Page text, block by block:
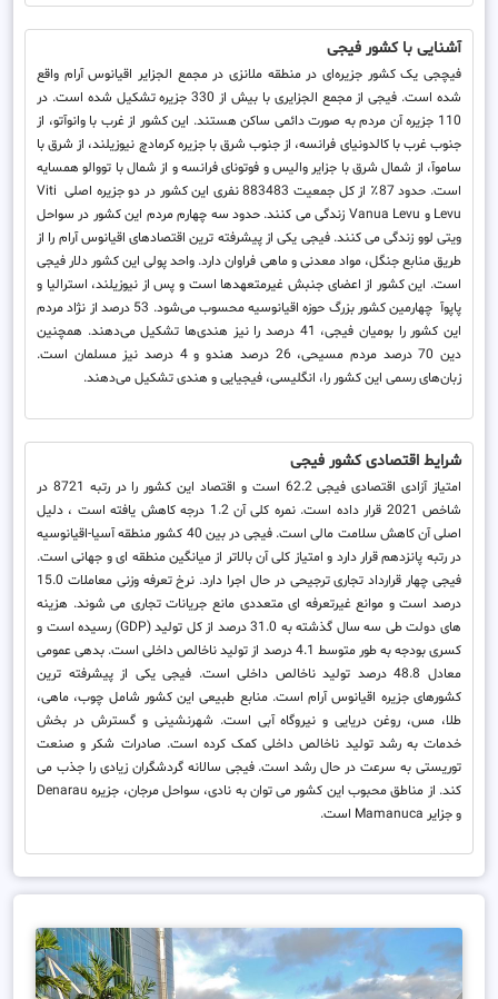
آشنایی با کشور فیجی
فیچجی یک کشور جزیره‌ای در منطقه ملانزی در مجمع الجزایر اقیانوس آرام واقع
شده است. فیجی از مجمع الجزایری با بیش از 330 جزیره تشکیل شده است. در
110 جزیره آن مردم به صورت دائمی ساکن هستند. این کشور از غرب با وانوآتو، از
جنوب غرب با کالدونیای فرانسه، از جنوب شرق با جزیره کرمادچ نیوزیلند، از شرق با
ساموآ، از شمال شرق با جزایر والیس و فوتونای فرانسه و از شمال با تووالو همسایه
است. حدود 87٪ از کل جمعیت 883483 نفری این کشور در دو جزیره اصلی Viti
Levu و Vanua Levu زندگی می کنند. حدود سه چهارم مردم این کشور در سواحل
ویتی لوو زندگی می کنند. فیجی یکی از پیشرفته ترین اقتصادهای اقیانوس آرام را از
طریق منابع جنگل، مواد معدنی و ماهی فراوان دارد. واحد پولی این کشور دلار فیجی
است. این کشور از اعضای جنبش غیرمتعهدها است و پس از نیوزیلند، استرالیا و
پاپوآ چهارمین کشور بزرگ حوزه اقیانوسیه محسوب می‌شود. 53 درصد از نژاد مردم
این کشور را بومیان فیجی، 41 درصد را نیز هندی‌ها تشکیل می‌دهند. همچنین
دین 70 درصد مردم مسیحی، 26 درصد هندو و 4 درصد نیز مسلمان است.
زبان‌های رسمی این کشور را، انگلیسی، فیجیایی و هندی تشکیل می‌دهند.
شرایط اقتصادی کشور فیجی
امتیاز آزادی اقتصادی فیجی 62.2 است و اقتصاد این کشور را در رتبه 8721 در
شاخص 2021 قرار داده است. نمره کلی آن 1.2 درجه کاهش یافته است ، دلیل
اصلی آن کاهش سلامت مالی است. فیجی در بین 40 کشور منطقه آسیا-اقیانوسیه
در رتبه پانزدهم قرار دارد و امتیاز کلی آن بالاتر از میانگین منطقه ای و جهانی است.
فیجی چهار قرارداد تجاری ترجیحی در حال اجرا دارد. نرخ تعرفه وزنی معاملات 15.0
درصد است و موانع غیرتعرفه ای متعددی مانع جریانات تجاری می شوند. هزینه
های دولت طی سه سال گذشته به 31.0 درصد از کل تولید (GDP) رسیده است و
کسری بودجه به طور متوسط ​​4.1 درصد از تولید ناخالص داخلی است. بدهی عمومی
معادل 48.8 درصد تولید ناخالص داخلی است. فیجی یکی از پیشرفته ترین
کشورهای جزیره اقیانوس آرام است. منابع طبیعی این کشور شامل چوب، ماهی،
طلا، مس، روغن دریایی و نیروگاه آبی است. شهرنشینی و گسترش در بخش
خدمات به رشد تولید ناخالص داخلی کمک کرده است. صادرات شکر و صنعت
توریستی به سرعت در حال رشد است. فیجی سالانه گردشگران زیادی را جذب می
کند. از مناطق محبوب این کشور می توان به نادی، سواحل مرجان، جزیره Denarau
و جزایر Mamanuca است.